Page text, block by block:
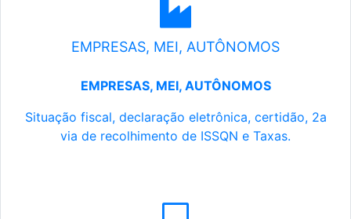
EMPRESAS, MEI, AUTÔNOMOS
EMPRESAS, MEI, AUTÔNOMOS
Situação fiscal, declaração eletrônica, certidão, 2a
via de recolhimento de ISSQN e Taxas.